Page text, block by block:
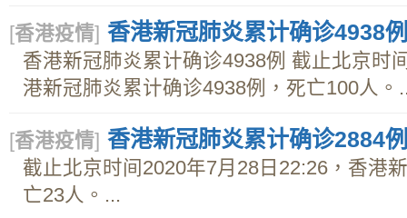
[香港疫情] 香港新冠肺炎累计确诊4938例
香港新冠肺炎累计确诊4938例 截止北京时
港新冠肺炎累计确诊4938例，死亡100人。
[香港疫情] 香港新冠肺炎累计确诊2884例
截止北京时间2020年7月28日22:26，香港
亡23人。...